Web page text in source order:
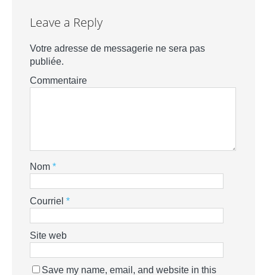
Leave a Reply
Votre adresse de messagerie ne sera pas
publiée.
Commentaire
Nom *
Courriel *
Site web
Save my name, email, and website in this